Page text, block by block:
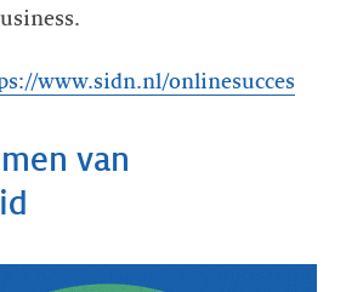
www.sidn.nl/onlinesucces
van